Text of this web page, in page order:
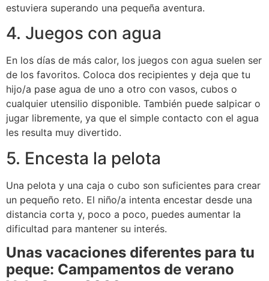
estuviera superando una pequeña aventura.
4. Juegos con agua
En los días de más calor, los juegos con agua suelen ser
de los favoritos. Coloca dos recipientes y deja que tu
hijo/a pase agua de uno a otro con vasos, cubos o
cualquier utensilio disponible. También puede salpicar o
jugar libremente, ya que el simple contacto con el agua
les resulta muy divertido.
5. Encesta la pelota
Una pelota y una caja o cubo son suficientes para crear
un pequeño reto. El niño/a intenta encestar desde una
distancia corta y, poco a poco, puedes aumentar la
dificultad para mantener su interés.
Unas vacaciones diferentes para tu
peque: Campamentos de verano